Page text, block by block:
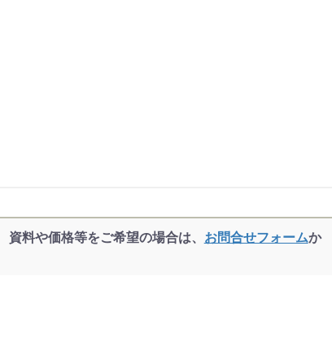
資料や価格等をご希望の場合は、 お問合せフォームか